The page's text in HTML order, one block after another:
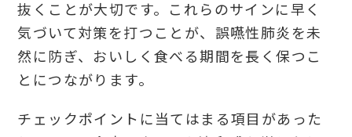
抜くことが大切です。これらのサインに早く
気づいて対策を打つことが、誤嚥性肺炎を未
然に防ぎ、おいしく食べる期間を長く保つこ
とにつながります。
チェックポイントに当てはまる項目があった